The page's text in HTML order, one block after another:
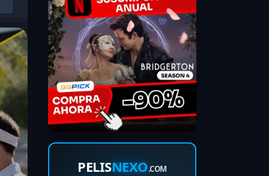
PELISNEXO.COM